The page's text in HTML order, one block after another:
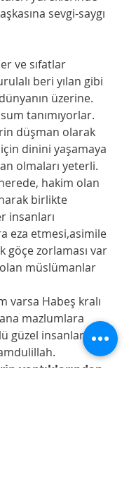
sevgi-saygı
beri yılan gibi
üzerine.
tanımıyorlar.
düşman olarak
dinini yaşamaya
olmaları yeterli.
birlikte
insanları
eza etmesi,asimile
göçe zorlaması var
müslümanlar
mazlumlara
güzel insanlar var.
yaptıklarından